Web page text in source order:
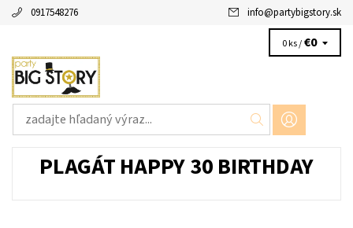
0917548276 info@partybigstory.sk
0 ks /€0
PLAGÁT HAPPY 30 BIRTHDAY